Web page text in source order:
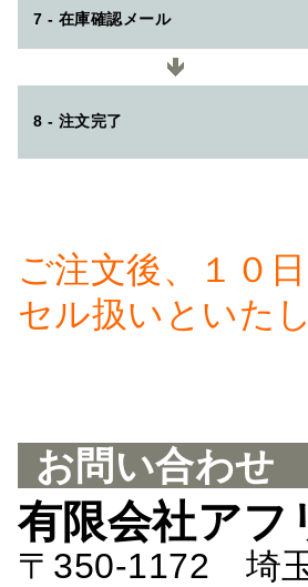
7 - 在庫確認メール
8 - 注文完了
ご注文後、１０
セル扱いといた
お問い合わせ
有限会社アフ
〒350-1172 埼